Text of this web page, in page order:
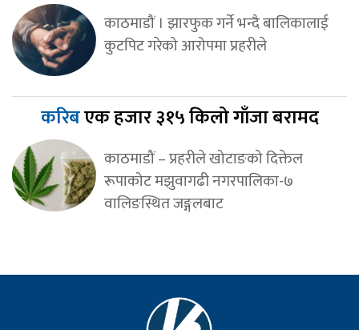
काठमाडौं । झारफुक गर्ने भन्दै बालिकालाई
कुटपिट गरेको आरोपमा प्रहरीले
करिबएक हजार ३१५ किलो गाँजा बरामद
काठमाडौं – प्रहरीले खोटाङको दिक्तेल
रूपाकोट मझुवागढी नगरपालिका-७
वालिङस्थित जङ्गलबाट